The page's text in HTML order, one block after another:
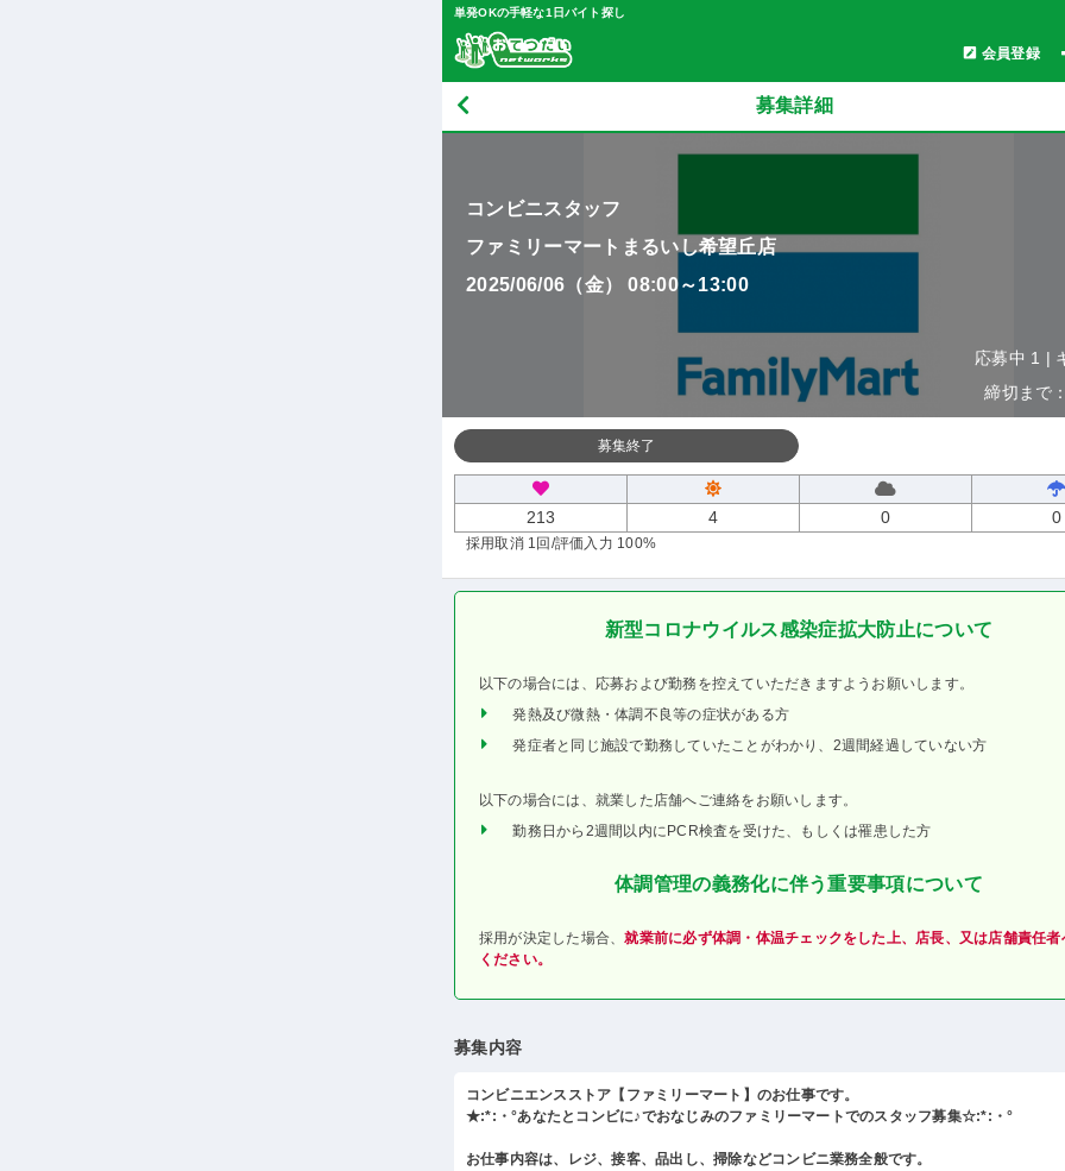
単発OKの手軽な1日バイト探し
会員登録
募集詳細
コンビニスタッフ
ファミリーマートまるいし希望丘店
2025/06/06（金） 08:00～13:00
応募中 1 |
締切まで
募集終了
213 4 0 0
採用取消 1回 /評価入力 100%
新型コロナウイルス感染症拡大防止について
以下の場合には、応募および勤務を控えていただきますようお願いします。
発熱及び微熱・体調不良等の症状がある方
発症者と同じ施設で勤務していたことがわかり、2週間経過していない方
以下の場合には、就業した店舗へご連絡をお願いします。
勤務日から2週間以内にPCR検査を受けた、もしくは罹患した方
体調管理の義務化に伴う重要事項について
採用が決定した場合、就業前に必ず体調・体温チェックをした上、店長、又は店舗責任者
ください。
募集内容
コンビニエンスストア【ファミリーマート】のお仕事です。
★:*:・°あなたとコンビに♪でおなじみのファミリーマートでのスタッフ募集☆:*:・°
お仕事内容は、レジ、接客、品出し、掃除などコンビニ業務全般です。